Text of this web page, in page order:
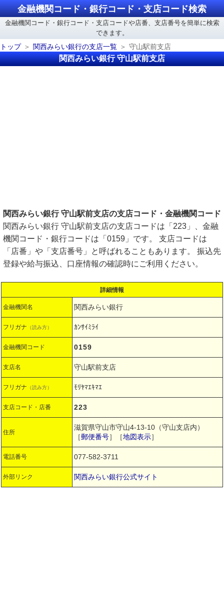
金融機関コード・銀行コード・支店コード検索
金融機関コード・銀行コード・支店コードや店番、支店番号を簡単に検索
できます。
トップ
関西みらい銀行の支店一覧 守山駅前支店
関西みらい銀行 守山駅前支店
関西みらい銀行 守山駅前支店の支店コード・金融機関コード
関西みらい銀行 守山駅前支店の支店コードは「223」、金融
機関コード・銀行コードは「0159」です。 支店コードは
「店番」や「支店番号」と呼ばれることもあります。 振込先
登録や給与振込、口座情報の確認時にご利用ください。
詳細情報
金融機関名 関西みらい銀行
フリガナ （読み方） ｶﾝｻｲﾐﾗｲ
金融機関コード 0159
支店名 守山駅前支店
フリガナ （読み方） ﾓﾘﾔﾏｴｷﾏｴ
支店コード・店番 223
住所
滋賀県守山市守山4-13-10（守山支店内）
［郵便番号］［地図表示］
電話番号 077-582-3711
外部リンク 関西みらい銀行公式サイト